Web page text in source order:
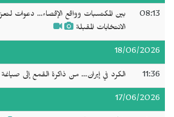
08:13
بين المكتسبات وواقع الإقصاء... دعوات
الانتخابات المقبلة
18/06/2026
11:36 الكرد في إيران… من ذاكرة القمع إلى
17/06/2026